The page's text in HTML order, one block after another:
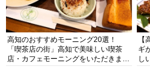
高知のおすすめモーニング20選！
「喫茶店の街」高知で美味しい喫茶
店・カフェモーニングをいただきま
ギ
し